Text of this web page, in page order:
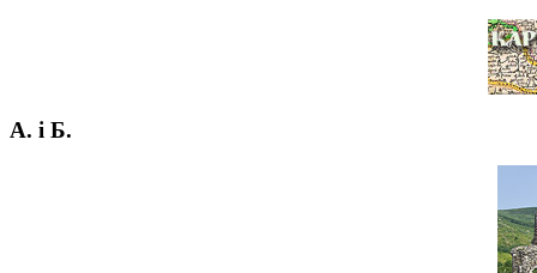
А. і Б.